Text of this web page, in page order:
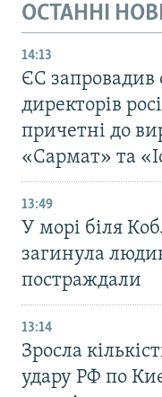
ОСТАННІ
14:13
ЄС запровадив
директорів
причетні до
«Сармат» та
13:49
У морі біля
загинула
постраждали
13:14
Зросла
удару РФ по